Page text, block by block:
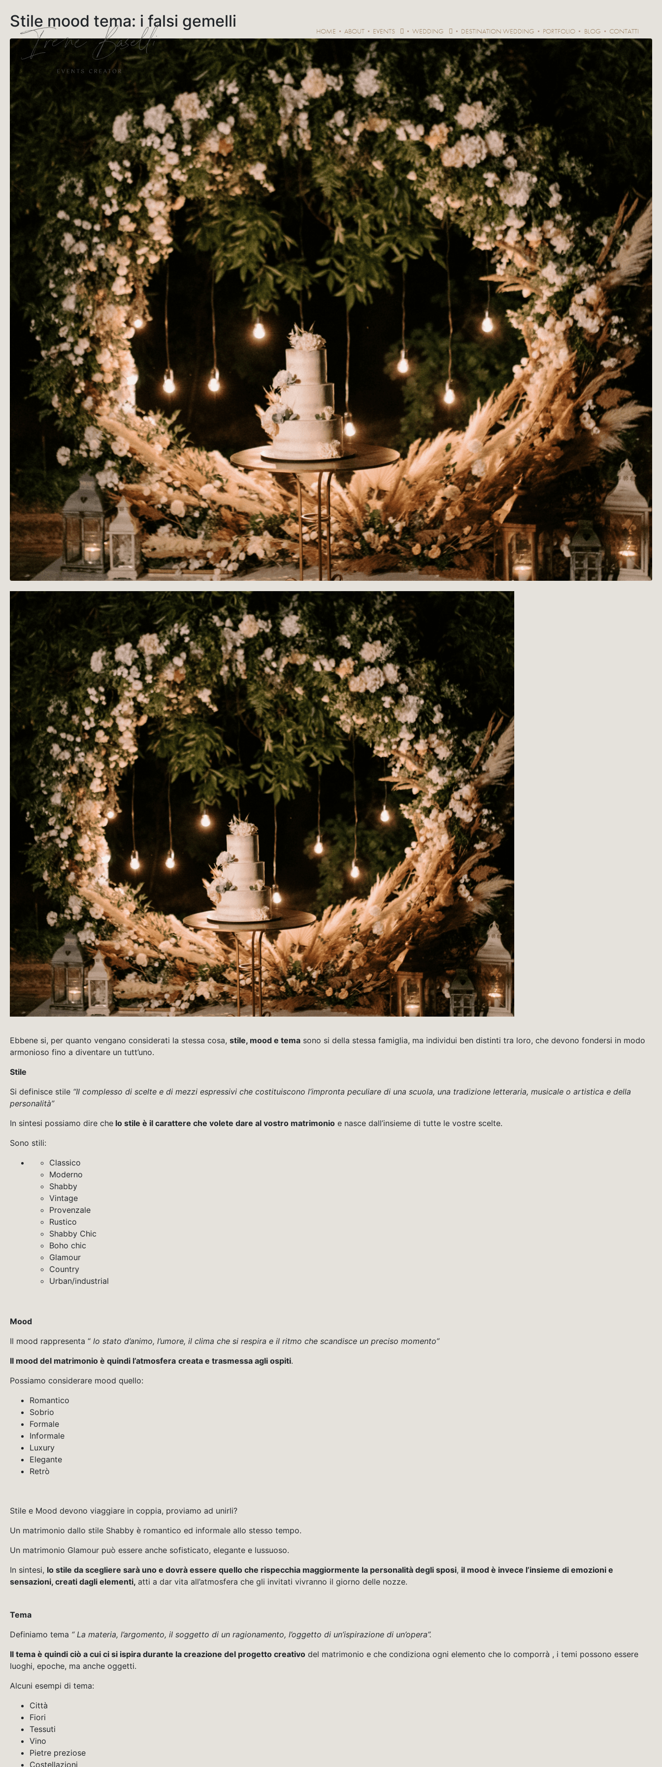
HOME ABOUT EVENTS WEDDING DESTINATION WEDDING PORTFOLIO BLOG CONTATTI
Stile mood tema: i falsi gemelli
Ebbene si, per quanto vengano considerati la stessa cosa, stile, mood e tema sono si della stessa famiglia, ma individui ben distinti tra loro, che devono fondersi in modo
armonioso fino a diventare un tutt’uno.
Stile
Si definisce stile “Il complesso di scelte e di mezzi espressivi che costituiscono l’impronta peculiare di una scuola, una tradizione letteraria, musicale o artistica e della
personalità”
In sintesi possiamo dire che lo stile è il carattere che volete dare al vostro matrimonio e nasce dall’insieme di tutte le vostre scelte.
Sono stili:
Classico
Moderno
Shabby
Vintage
Provenzale
Rustico
Shabby Chic
Boho chic
Glamour
Country
Urban/industrial
Mood
Il mood rappresenta “ lo stato d’animo, l’umore, il clima che si respira e il ritmo che scandisce un preciso momento”
Il mood del matrimonio è quindi l’atmosfera creata e trasmessa agli ospiti.
Possiamo considerare mood quello:
Romantico
Sobrio
Formale
Informale
Luxury
Elegante
Retrò
Stile e Mood devono viaggiare in coppia, proviamo ad unirli?
Un matrimonio dallo stile Shabby è romantico ed informale allo stesso tempo.
Un matrimonio Glamour può essere anche sofisticato, elegante e lussuoso.
In sintesi, lo stile da scegliere sarà uno e dovrà essere quello che rispecchia maggiormente la personalità degli sposi, il mood è invece l’insieme di emozioni e
sensazioni, creati dagli elementi, atti a dar vita all’atmosfera che gli invitati vivranno il giorno delle nozze.
Tema
Definiamo tema “ La materia, l’argomento, il soggetto di un ragionamento, l’oggetto di un’ispirazione di un’opera”.
Il tema è quindi ciò a cui ci si ispira durante la creazione del progetto creativo del matrimonio e che condiziona ogni elemento che lo comporrà , i temi possono essere
luoghi, epoche, ma anche oggetti.
Alcuni esempi di tema:
Città
Fiori
Tessuti
Vino
Pietre preziose
Costellazioni